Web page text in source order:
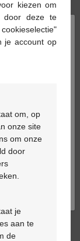
70ml
€ 21,99
1+
kinderen
jaar 800gr
×
kiezen om
door deze te
je account op
om, op
onze site
om onze
door
je
aan te
de